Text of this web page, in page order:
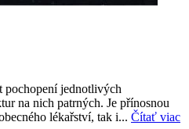
pochopení jednotlivých
na nich patrných. Je přínosnou
lékařství, tak i... Čítať viac